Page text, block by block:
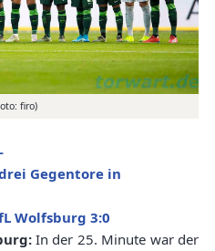
firo)
Gegentore in
Wolfsburg 3:0
In der 25. Minute war der